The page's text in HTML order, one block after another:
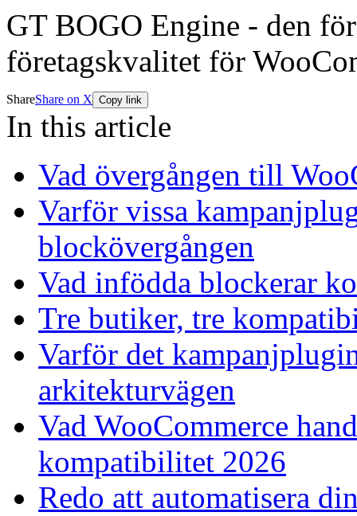
GT BOGO Engine - den
företagskvalitet för
ShareShare on X Copy link
In this article
Vad övergången till
Varför vissa
blockövergången
Vad infödda blockerar
Tre butiker, tre
Varför det
arkitekturvägen
Vad WooCommerce
kompatibilitet 2026
Redo att automatisera